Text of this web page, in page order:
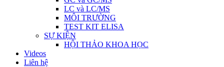
LC và LC/MS
MÔI TRƯỜNG
TEST KIT ELISA
SỰ KIỆN
HỘI THẢO KHOA HỌC
Videos
Liên hệ